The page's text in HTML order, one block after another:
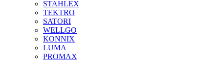
STAHLEX
TEKTRO
SATORI
WELLGO
KONNIX
LUMA
PROMAX